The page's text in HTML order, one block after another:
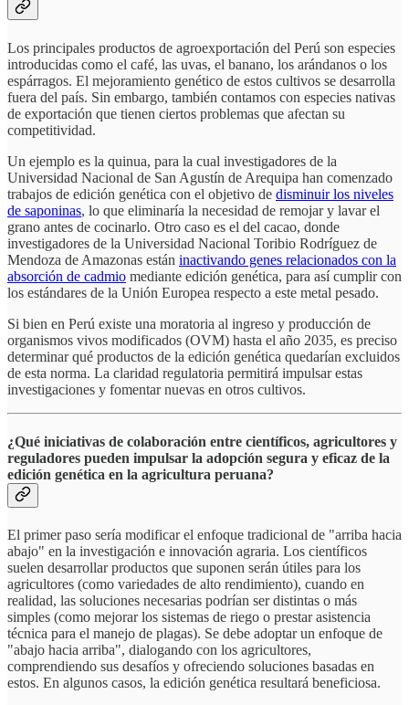
Los principales productos de agroexportación del Perú son especies
introducidas como el café, las uvas, el banano, los arándanos o los
espárragos. El mejoramiento genético de estos cultivos se desarrolla
fuera del país. Sin embargo, también contamos con especies nativas
de exportación que tienen ciertos problemas que afectan su
competitividad.
Un ejemplo es la quinua, para la cual investigadores de la
Universidad Nacional de San Agustín de Arequipa han comenzado
trabajos de edición genética con el objetivo de disminuir los niveles
de saponinas, lo que eliminaría la necesidad de remojar y lavar el
grano antes de cocinarlo. Otro caso es el del cacao, donde
investigadores de la Universidad Nacional Toribio Rodríguez de
Mendoza de Amazonas están inactivando genes relacionados con la
absorción de cadmio mediante edición genética, para así cumplir con
los estándares de la Unión Europea respecto a este metal pesado.
Si bien en Perú existe una moratoria al ingreso y producción de
organismos vivos modificados (OVM) hasta el año 2035, es preciso
determinar qué productos de la edición genética quedarían excluidos
de esta norma. La claridad regulatoria permitirá impulsar estas
investigaciones y fomentar nuevas en otros cultivos.
¿Qué iniciativas de colaboración entre científicos, agricultores y
reguladores pueden impulsar la adopción segura y eficaz de la
edición genética en la agricultura peruana?
El primer paso sería modificar el enfoque tradicional de "arriba hacia
abajo" en la investigación e innovación agraria. Los científicos
suelen desarrollar productos que suponen serán útiles para los
agricultores (como variedades de alto rendimiento), cuando en
realidad, las soluciones necesarias podrían ser distintas o más
simples (como mejorar los sistemas de riego o prestar asistencia
técnica para el manejo de plagas). Se debe adoptar un enfoque de
"abajo hacia arriba", dialogando con los agricultores,
comprendiendo sus desafíos y ofreciendo soluciones basadas en
estos. En algunos casos, la edición genética resultará beneficiosa.